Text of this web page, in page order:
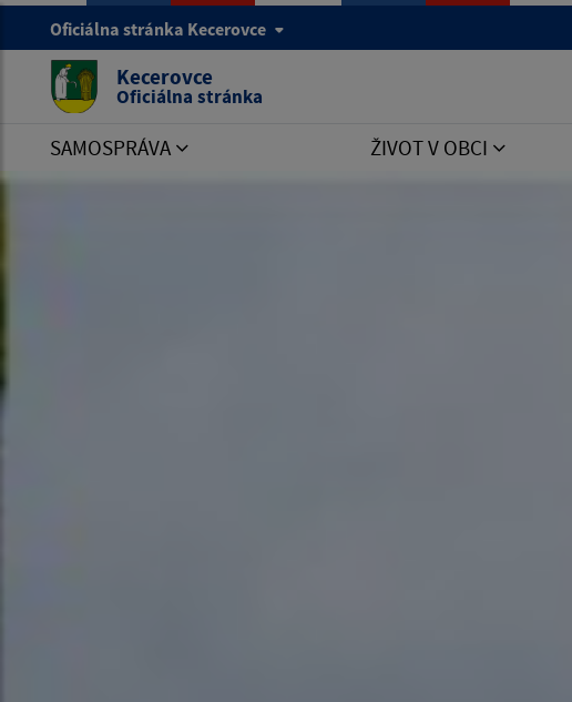
Oficiálna stránka Kecerovce
Kecerovce
Oficiálna stránka
SAMOSPRÁVA ŽIVOT V OBCI